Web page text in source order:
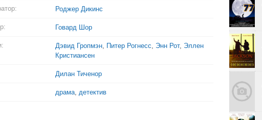
Роджер Дикинс
Говард Шор
Дэвид Гропмэн, Питер Рогнесс, Энн Рот, Эллен
Кристиансен
Дилан Тиченор
драма, детектив